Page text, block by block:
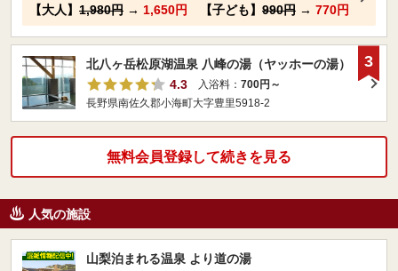
【大人】 1,980円 → 1,650円 【子ども】 990円 → 770円
北八ヶ岳松原湖温泉 八峰の湯（ヤッホーの湯）
4.3
入浴料： 700円～
長野県南佐久郡小海町大字豊里5918-2
3
無料会員登録して続きを見る
人気の施設
山梨泊まれる温泉 より道の湯